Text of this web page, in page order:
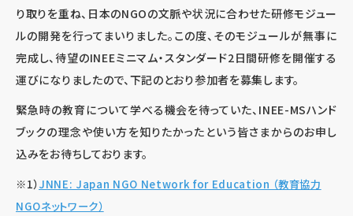
り取りを重ね、日本のNGOの文脈や状況に合わせた研修モジュー
ルの開発を行ってまいりました。この度、そのモジュールが無事に
完成し、待望のINEEミニマム・スタンダード2日間研修を開催する
運びになりましたので、下記のとおり参加者を募集します。
緊急時の教育について学べる機会を待っていた、INEE-MSハンド
ブックの理念や使い方を知りたかったという皆さまからのお申し
込みをお待ちしております。
※1）JNNE: Japan NGO Network for Education （教育協力
NGOネットワーク）